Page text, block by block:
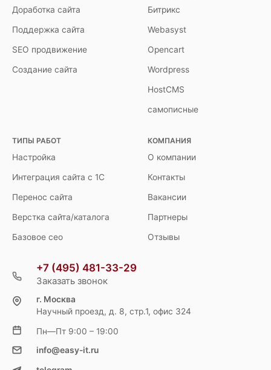
Доработка сайта
Поддержка сайта
SEO продвижение
Создание сайта
Битрикс
Webasyst
Opencart
Wordpress
HostCMS
самописные
ТИПЫ РАБОТ
Настройка
Интеграция сайта с 1С
Перенос сайта
Верстка сайта/каталога
Базовое сео
КОМПАНИЯ
О компании
Контакты
Вакансии
Партнеры
Отзывы
+7 (495) 481-33-29
Заказать звонок
г. Москва
Научный проезд, д. 8, стр.1, офис 324
Пн—Пт 9:00 – 19:00
info@easy-it.ru